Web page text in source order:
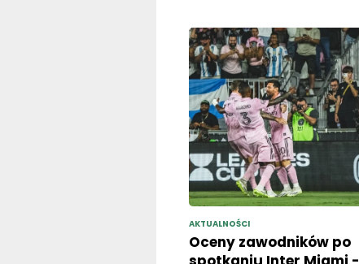
AKTUALNOŚCI
Oceny zawodników po